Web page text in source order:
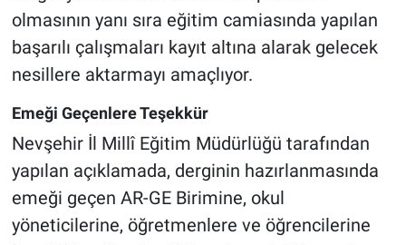
olmasının yanı sıra eğitim camiasında yapılan
başarılı çalışmaları kayıt altına alarak gelecek
nesillere aktarmayı amaçlıyor.
Emeği Geçenlere Teşekkür
Nevşehir İl Millî Eğitim Müdürlüğü tarafından
yapılan açıklamada, derginin hazırlanmasında
emeği geçen AR-GE Birimine, okul
yöneticilerine, öğretmenlere ve öğrencilerine